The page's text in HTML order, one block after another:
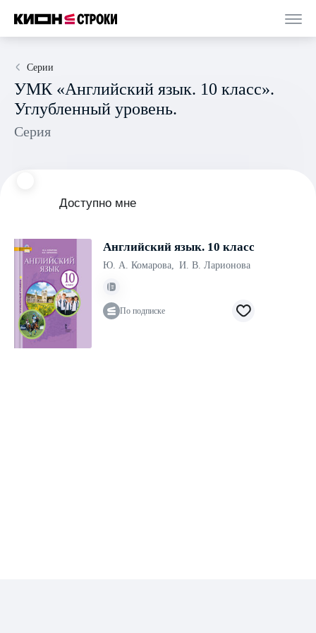
Серии
УМК «Английский язык. 10 класс».
Углубленный уровень.
Серия
Доступно мне
Английский язык. 10 класс
Ю. А. Комарова, И. В. Ларионова
По подписке